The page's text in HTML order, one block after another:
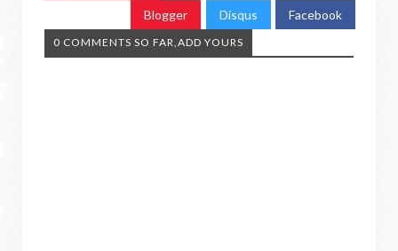
Blogger Disqus Facebook
0 COMMENTS SO FAR,ADD YOURS